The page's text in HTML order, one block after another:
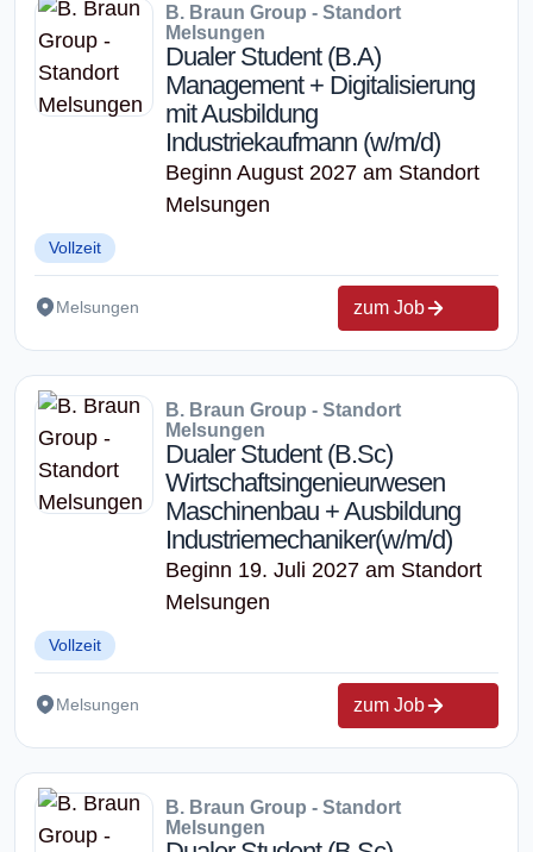
B. Braun Group - Standort
Melsungen
Dualer Student (B.A)
Management + Digitalisierung
mit Ausbildung
Industriekaufmann (w/m/d)
Beginn August 2027 am Standort
Melsungen
Vollzeit
Melsungen zum Job
B. Braun Group - Standort
Melsungen
Dualer Student (B.Sc)
Wirtschaftsingenieurwesen
Maschinenbau + Ausbildung
Industriemechaniker(w/m/d)
Beginn 19. Juli 2027 am Standort
Melsungen
Vollzeit
Melsungen zum Job
B. Braun Group - Standort
Melsungen